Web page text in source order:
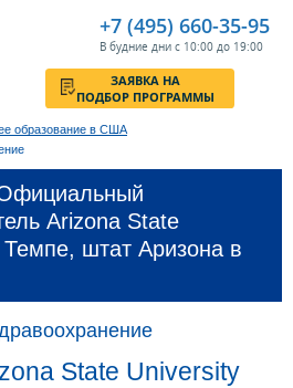
+7 (495) 660-35-95
В будние дни с 10:00 до 19:00
ЗАЯВКА НА
ПОДБОР ПРОГРАММЫ
образование в США
Arizona State
штат Аризона в
State University